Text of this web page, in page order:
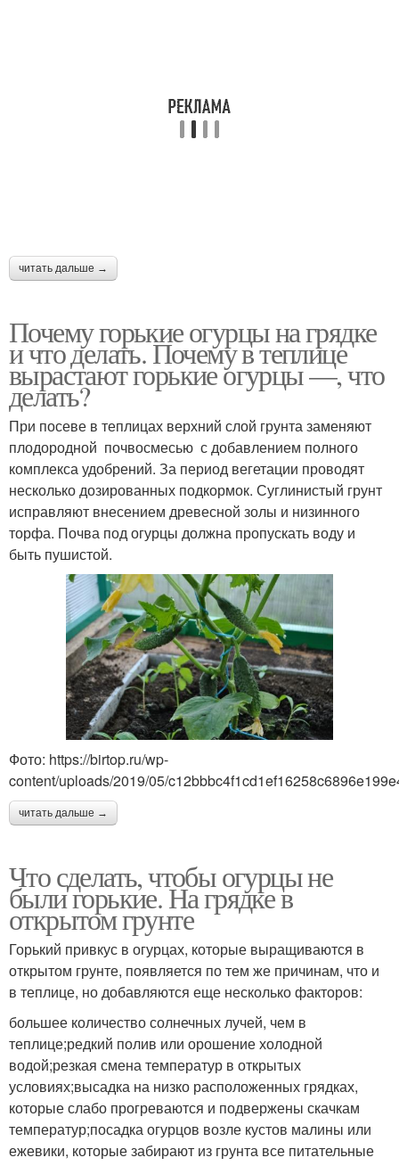
читать дальше →
Почему горькие огурцы на грядке
и что делать. Почему в теплице
вырастают горькие огурцы —, что
делать?
При посеве в теплицах верхний слой грунта заменяют
плодородной почвосмесью с добавлением полного
комплекса удобрений. За период вегетации проводят
несколько дозированных подкормок. Суглинистый грунт
исправляют внесением древесной золы и низинного
торфа. Почва под огурцы должна пропускать воду и
быть пушистой.
Фото: https://birtop.ru/wp-
content/uploads/2019/05/
читать дальше →
Что сделать, чтобы огурцы не
были горькие. На грядке в
открытом грунте
Горький привкус в огурцах, которые выращиваются в
открытом грунте, появляется по тем же причинам, что и
в теплице, но добавляются еще несколько факторов:
большее количество солнечных лучей, чем в
теплице;редкий полив или орошение холодной
водой;резкая смена температур в открытых
условиях;высадка на низко расположенных грядках,
которые слабо прогреваются и подвержены скачкам
температур;посадка огурцов возле кустов малины или
ежевики, которые забирают из грунта все питательные